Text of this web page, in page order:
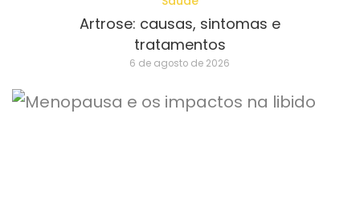
Artrose: causas, sintomas e
tratamentos
6 de agosto de 2026